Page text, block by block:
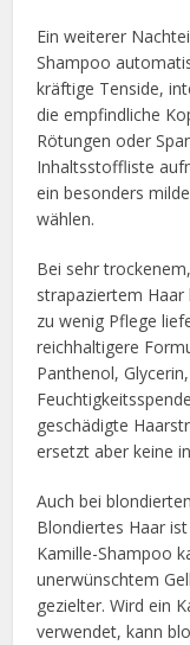
Ein weiterer
Shampoo
kräftige Tenside,
die empfindliche
Rötungen oder
Inhaltsstoffliste
ein besonders
wählen.
Bei sehr
strapaziertem Haar
zu wenig Pflege
reichhaltigere
Panthenol,
geschädigte
ersetzt aber keine
Auch bei
Blondiertes Haar
Kamille-Shampoo
unerwünschtem
gezielter. Wird ein
verwendet, kann